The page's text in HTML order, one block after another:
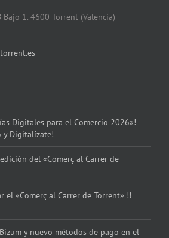
Bajo 1. 4600 Torrent (Valencia)
Digitales para el Comercio 2026»!
y Digitalízate!
del «Comerç al Carrer de
el «Comerç al Carrer de Torrent» !!
y nuevo métodos de pago en el